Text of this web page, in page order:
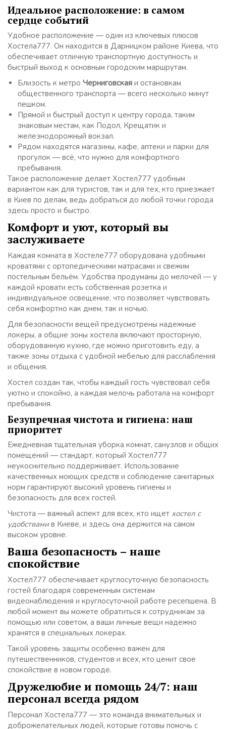
Идеальное расположение: в самом
сердце событий
Удобное расположение — один из ключевых плюсов
Хостела777. Он находится в Дарницком районе Киева, что
обеспечивает отличную транспортную доступность и
быстрый выход к основным городским маршрутам.
Близость к метро Черниговская и остановкам
общественного транспорта — всего несколько минут
пешком.
Прямой и быстрый доступ к центру города, таким
знаковым местам, как Подол, Крещатик и
железнодорожный вокзал.
Рядом находятся магазины, кафе, аптеки и парки для
прогулок — всё, что нужно для комфортного
пребывания.
Такое расположение делает Хостел777 удобным
вариантом как для туристов, так и для тех, кто приезжает
в Киев по делам, ведь добраться до любой точки города
здесь просто и быстро.
Комфорт и уют, который вы
заслуживаете
Каждая комната в Хостеле777 оборудована удобными
кроватями с ортопедическими матрасами и свежим
постельным бельём. Удобства продуманы до мелочей — у
каждой кровати есть собственная розетка и
индивидуальное освещение, что позволяет чувствовать
себя комфортно как днем, так и ночью.
Для безопасности вещей предусмотрены надежные
локеры, а общие зоны хостела включают просторную,
оборудованную кухню, где можно приготовить еду, а
также зоны отдыха с удобной мебелью для расслабления
и общения.
Хостел создан так, чтобы каждый гость чувствовал себя
уютно и спокойно, а каждая мелочь работала на комфорт
пребывания.
Безупречная чистота и гигиена: наш
приоритет
Ежедневная тщательная уборка комнат, санузлов и общих
помещений — стандарт, который Хостел777
неукоснительно поддерживает. Использование
качественных моющих средств и соблюдение санитарных
норм гарантируют высокий уровень гигиены и
безопасность для всех гостей.
Чистота — важный аспект для всех, кто ищет хостел с
удобствамив Киеве, и здесь она держится на самом
высоком уровне.
Ваша безопасность – наше
спокойствие
Хостел777 обеспечивает круглосуточную безопасность
гостей благодаря современным системам
видеонаблюдения и круглосуточной работе ресепшена. В
любой момент вы можете обратиться к сотрудникам за
помощью или советом, а ваши личные вещи надежно
хранятся в специальных локерах.
Такой уровень защиты особенно важен для
путешественников, студентов и всех, кто ценит свое
спокойствие в новом городе.
Дружелюбие и помощь 24/7: наш
персонал всегда рядом
Персонал Хостела777 — это команда внимательных и
доброжелательных людей, которые готовы помочь с